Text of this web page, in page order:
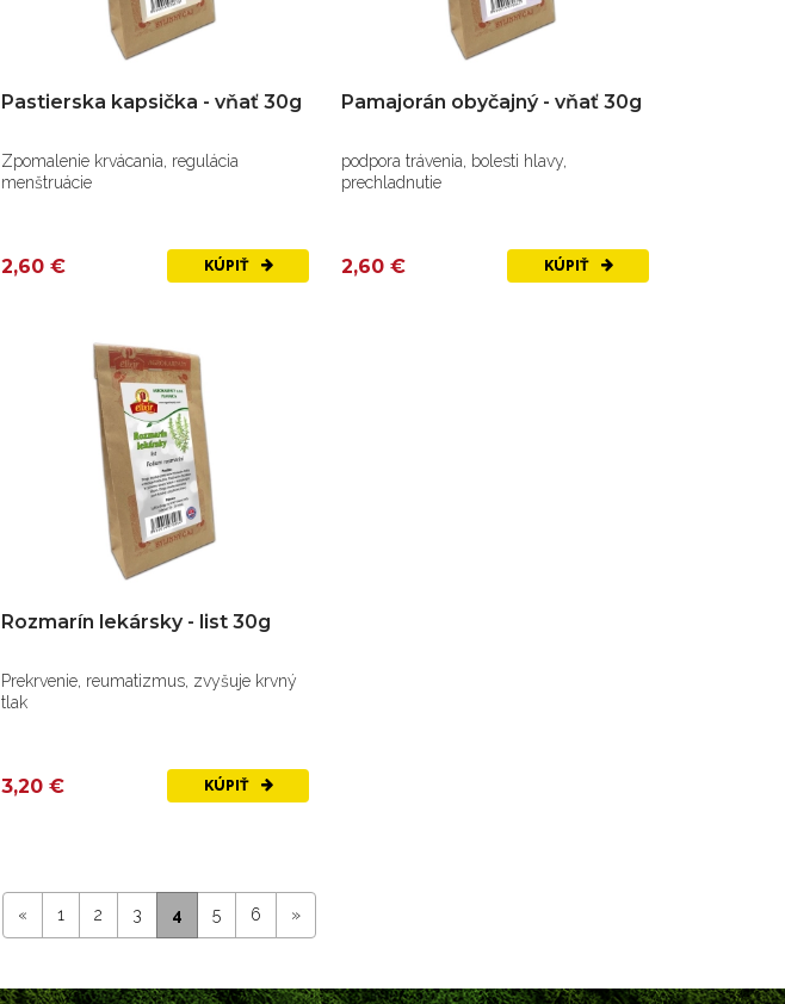
Pastierska kapsička - vňať 30g
Zpomalenie krvácania, regulácia
menštruácie
2,60 € KÚPIŤ
Pamajorán obyčajný - vňať 30g
podpora trávenia, bolesti hlavy,
prechladnutie
2,60 € KÚPIŤ
Rozmarín lekársky - list 30g
Prekrvenie, reumatizmus, zvyšuje krvný
tlak
3,20 € KÚPIŤ
« 1 2 3 4 5 6 »